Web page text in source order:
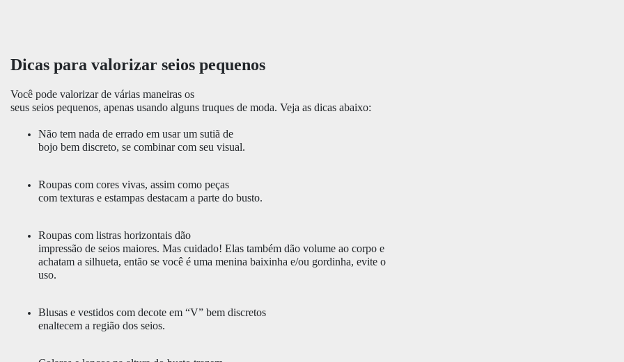
Dicas para valorizar seios pequenos
Você pode valorizar de várias maneiras os
seus seios pequenos, apenas usando alguns truques de moda. Veja as dicas abaixo:
Não tem nada de errado em usar um sutiã de
bojo bem discreto, se combinar com seu visual.
Roupas com cores vivas, assim como peças
com texturas e estampas destacam a parte do busto.
Roupas com listras horizontais dão
impressão de seios maiores. Mas cuidado! Elas também dão volume ao corpo e
achatam a silhueta, então se você é uma menina baixinha e/ou gordinha, evite o
uso.
Blusas e vestidos com decote em “V” bem discretos
enaltecem a região dos seios.